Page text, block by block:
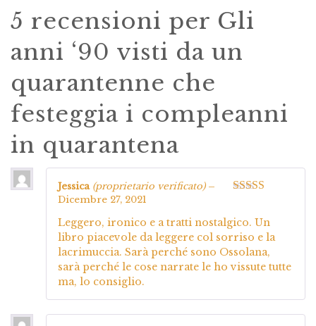
5 recensioni per Gli
anni ‘90 visti da un
quarantenne che
festeggia i compleanni
in quarantena
Jessica (proprietario verificato) –
Dicembre 27, 2021
Leggero, ironico e a tratti nostalgico. Un
libro piacevole da leggere col sorriso e la
lacrimuccia. Sarà perché sono Ossolana,
sarà perché le cose narrate le ho vissute tutte
ma, lo consiglio.